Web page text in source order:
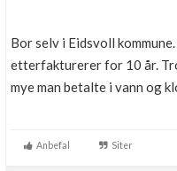
Bor selv i Eidsvoll
etterfakturerer for 10 år.
mye man betalte i vann og
Anbefal Siter